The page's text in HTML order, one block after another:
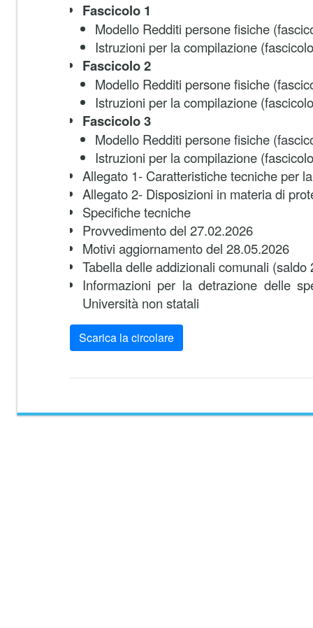
Fascicolo 1
Modello Redditi persone fisiche
Istruzioni per la compilazione
Fascicolo 2
Modello Redditi persone fisiche
Istruzioni per la compilazione
Fascicolo 3
Modello Redditi persone fisiche
Istruzioni per la compilazione
Allegato 1- Caratteristiche tecniche per
Allegato 2- Disposizioni in materia di
Specifiche tecniche
Provvedimento del 27.02.2026
Motivi aggiornamento del 28.05.2026
Tabella delle addizionali comunali
Informazioni per la detrazione delle
Università non statali
Scarica la circolare